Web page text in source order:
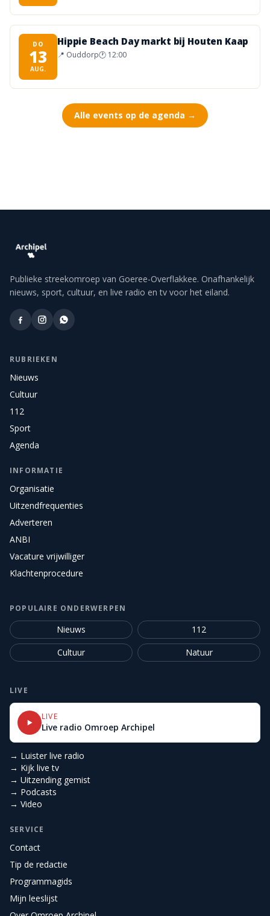
DO
13
AUG.
Hippie Beach Day markt bij Houten Kaap
📍 Ouddorp🕐 12:00
Alle events op de agenda →
Publieke streekomroep van Goeree-Overflakkee. Onafhankelijk
nieuws, sport, cultuur, en live radio en tv voor het eiland.
RUBRIEKEN
Nieuws
Cultuur
112
Sport
Agenda
INFORMATIE
Organisatie
Uitzendfrequenties
Adverteren
ANBI
Vacature vrijwilliger
Klachtenprocedure
POPULAIRE ONDERWERPEN
Nieuws
112
Cultuur
Natuur
LIVE
LIVE
Live radio Omroep Archipel
→ Luister live radio
→ Kijk live tv
→ Uitzending gemist
→ Podcasts
→ Video
SERVICE
Contact
Tip de redactie
Programmagids
Mijn leeslijst